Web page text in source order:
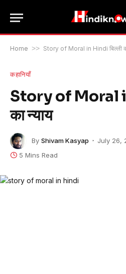
Home >> Story of Moral in Hindi बिल्ली
कहानियाँ
Story of Moral
का न्याय
By Shivam Kasyap July 26,
5 Mins Read